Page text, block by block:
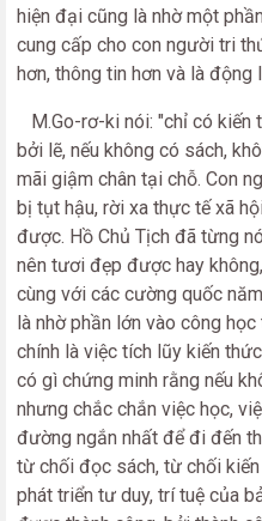
hiện đại cũng là nhờ một
cung cấp cho con người tri
hơn, thông tin hơn và là
M.Go-rơ-ki nói: "chỉ có kiến
bởi lẽ, nếu không có sách,
mãi giậm chân tại chỗ. Con
bị tụt hậu, rời xa thực tế xã
được. Hồ Chủ Tịch đã từng
nên tươi đẹp được hay
cùng với các cường quốc
là nhờ phần lớn vào công
chính là việc tích lũy kiến
có gì chứng minh rằng nếu
nhưng chắc chắn việc học,
đường ngắn nhất để đi đến
từ chối đọc sách, từ chối
phát triển tư duy, trí tuệ của